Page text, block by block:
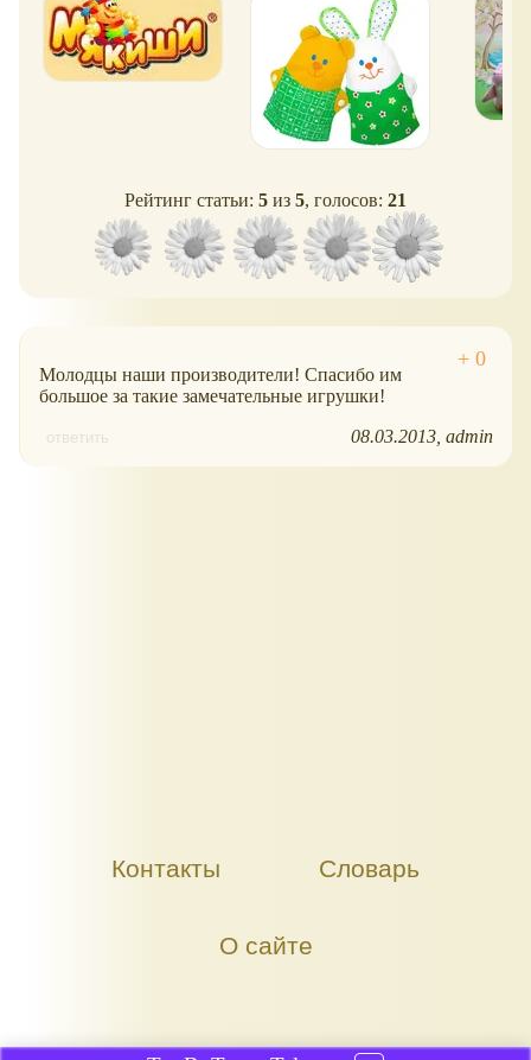
Рейтинг статьи: 5 из 5, голосов: 21
Молодцы наши производители! Спасибо им
большое за такие замечательные игрушки!
ответить 08.03.2013 admin
Контакты Словарь
О сайте